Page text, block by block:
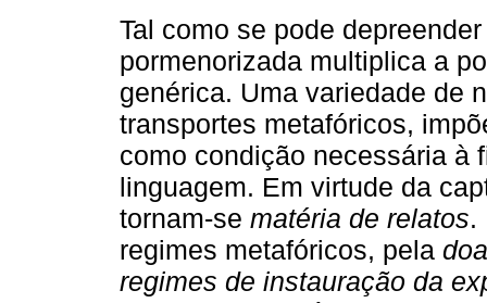
Tal como se pode
pormenorizada multiplica a
genérica. Uma variedade de
transportes metafóricos,
como condição necessária à
linguagem. Em virtude da
tornam-se matéria de relatos.
regimes metafóricos, pela
regimes de instauração da